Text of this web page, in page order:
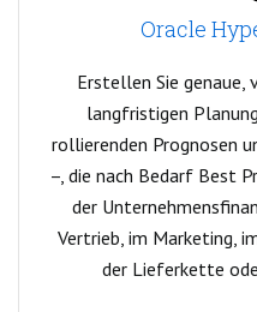
Oracle
Erstellen Sie
langfristigen
rollierenden Prognosen
–, die nach Bedarf Best
der
Vertrieb, im Marketing,
der Lieferkette